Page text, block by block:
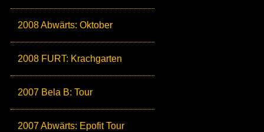
2008 Abwärts: Oktober
2008 FURT: Krachgarten
2007 Bela B: Tour
2007 Abwärts: Epofit Tour